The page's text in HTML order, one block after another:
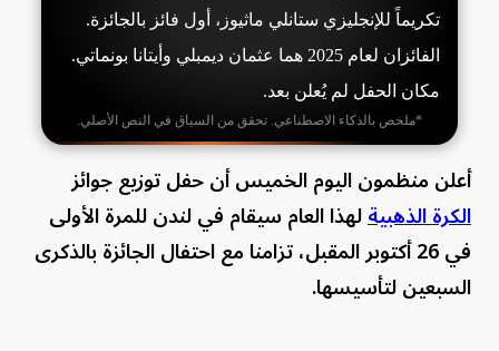
تكريماً للإنجليزي ستانلي ماثيوز، أول فائز بالجائزة.
الفائزان لعام 2025 هما عثمان ديمبلي وأيتانا بونماتي.
مكان الحفل لم يُعلن بعد.
*ملخص بالذكاء الاصطناعي. تحقق من السياق في النص الأصلي.
أعلن منظمون اليوم الخميس أن حفل توزيع جوائز
الكرة الذهبيةلهذا العام سيقام في لندن للمرة الأولى
في 26 أكتوبر المقبل، تزامنا مع احتفال الجائزة بالذكرى
السبعين لتأسيسها.